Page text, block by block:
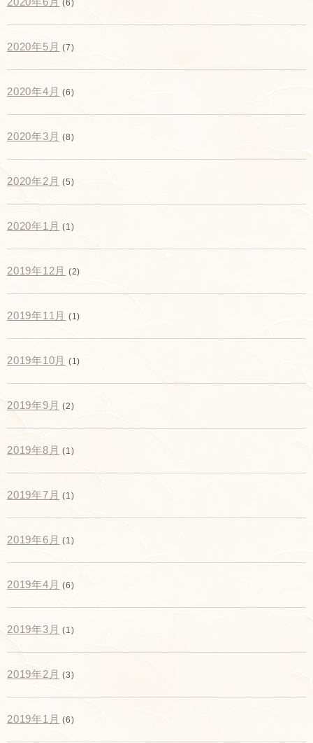
(6)
2020年5月 (7)
2020年4月 (6)
2020年3月 (8)
2020年2月 (5)
2020年1月 (1)
2019年12月 (2)
2019年11月 (1)
2019年10月 (1)
2019年9月 (2)
2019年8月 (1)
2019年7月 (1)
2019年6月 (1)
2019年4月 (6)
2019年3月 (1)
2019年2月 (3)
2019年1月 (6)